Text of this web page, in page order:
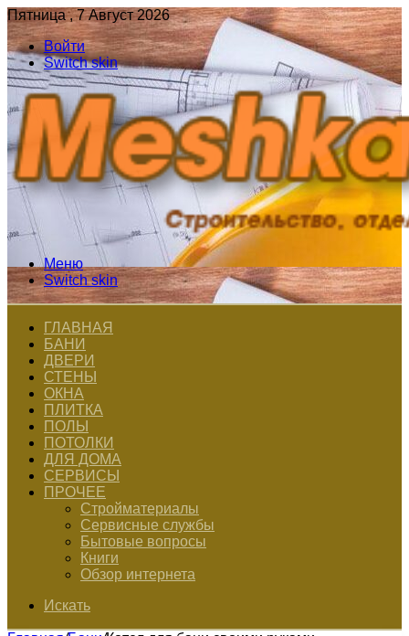
Пятница , 7 Август 2026
Войти
Switch skin
Меню
Switch skin
ГЛАВНАЯ
БАНИ
ДВЕРИ
СТЕНЫ
ОКНА
ПЛИТКА
ПОЛЫ
ПОТОЛКИ
ДЛЯ ДОМА
СЕРВИСЫ
ПРОЧЕЕ
Стройматериалы
Сервисные службы
Бытовые вопросы
Книги
Обзор интернета
Искать